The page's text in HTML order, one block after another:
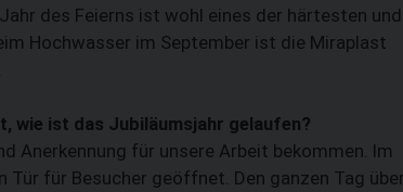
des Feierns ist wohl eines der härtesten und
Hochwasser im September ist die Miraplast
wie ist das Jubiläumsjahr gelaufen?
Anerkennung für unsere Arbeit bekommen. Im
Tür für Besucher geöffnet. Den ganzen Tag
SUCHEN